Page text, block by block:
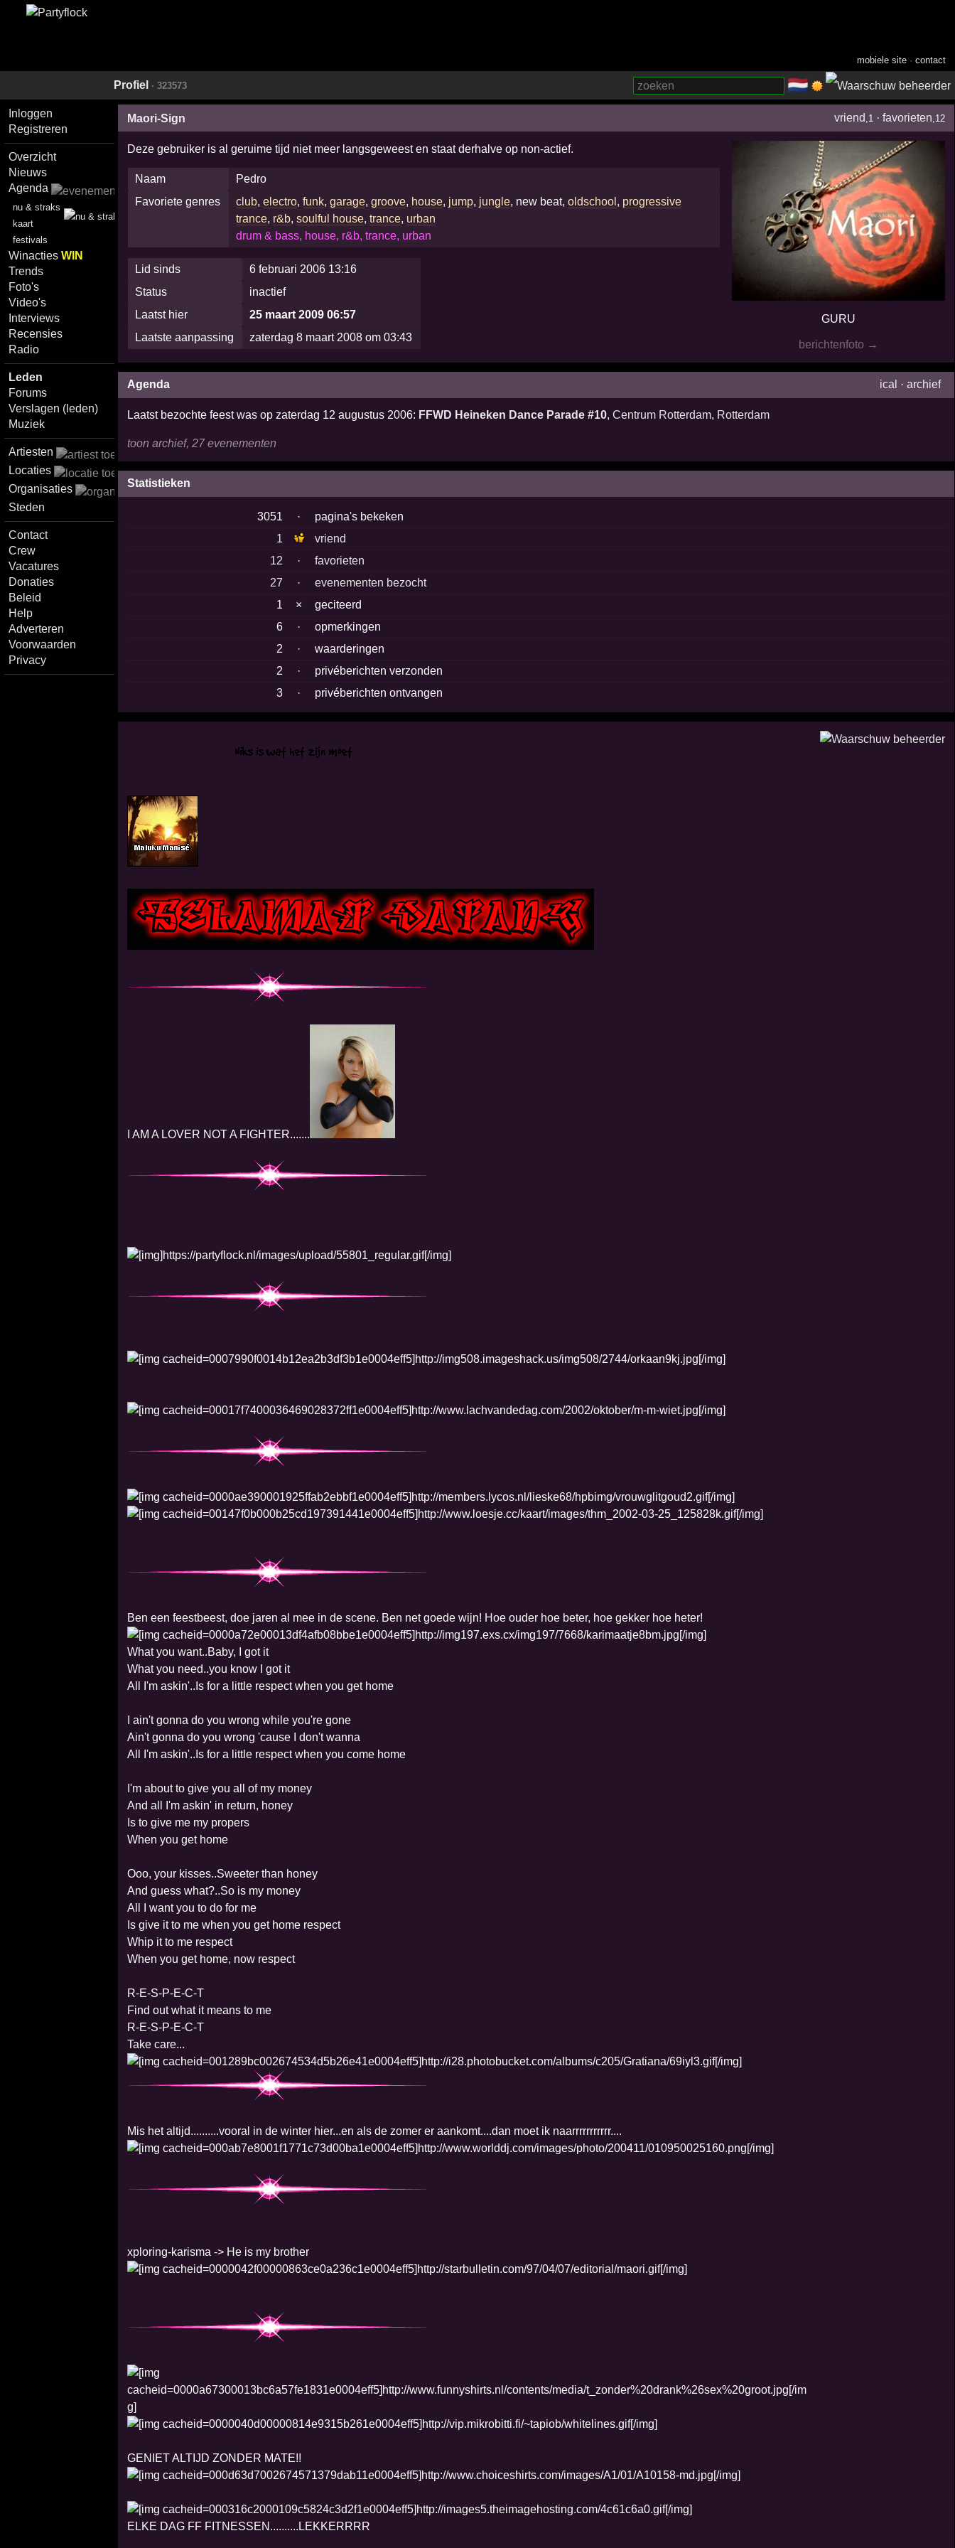
mobiele site ·contact
Profiel · 323573 🇳🇱
Inloggen
Registreren
Overzicht
Nieuws
Agenda
nu & straks
kaart
festivals
WinactiesWIN
Trends
Foto's
Video's
Interviews
Recensies
Radio
Leden
Forums
Verslagen (leden)
Muziek
Artiesten
Locaties
Organisaties
Steden
Contact
Crew
Vacatures
Donaties
Beleid
Help
Adverteren
Voorwaarden
Privacy
Maori-Sign vriend ,1 ·favorieten ,12
GURU
berichtenfoto →
Deze gebruiker is al geruime tijd niet meer langsgeweest en staat derhalve op non-actief.
Naam
Pedro
Favoriete genres
club,electro,funk,garage,groove, house, jump, jungle, new beat,oldschool , progressive
trance, r&b,soulful house,trance, urban
drum & bass, house, r&b, trance, urban
Lid sinds
6 februari 2006 13:16
Status
inactief
Laatst hier
25 maart 2009 06:57
Laatste aanpassing
zaterdag 8 maart 2008 om 03:43
Agenda ical · archief
Laatst bezochte feest was op zaterdag 12 augustus 2006: FFWD Heineken Dance Parade #10, Centrum Rotterdam, Rotterdam
toon archief, 27 evenementen
Statistieken
3051 ·
pagina's bekeken
1
vriend
12
·
favorieten
27
·
evenementen bezocht
1
×
geciteerd
6
·
opmerkingen
2
·
waarderingen
2
·
privéberichten verzonden
3
· privéberichten ontvangen
I AM A LOVER NOT A FIGHTER.......
Ben een feestbeest, doe jaren al mee in de scene. Ben net goede wijn! Hoe ouder hoe beter, hoe gekker hoe heter!
What you want..Baby, I got it
What you need..you know I got it
All I'm askin'..Is for a little respect when you get home
I ain't gonna do you wrong while you're gone
Ain't gonna do you wrong 'cause I don't wanna
All I'm askin'..Is for a little respect when you come home
I'm about to give you all of my money
And all I'm askin' in return, honey
Is to give me my propers
When you get home
Ooo, your kisses..Sweeter than honey
And guess what?..So is my money
All I want you to do for me
Is give it to me when you get home respect
Whip it to me respect
When you get home, now respect
R-E-S-P-E-C-T
Find out what it means to me
R-E-S-P-E-C-T
Take care...
Mis het altijd..........vooral in de winter hier...en als de zomer er aankomt....dan moet ik naarrrrrrrrrrr....
xploring-karisma -> He is my brother
GENIET ALTIJD ZONDER MATE!!
ELKE DAG FF FITNESSEN..........LEKKERRRR